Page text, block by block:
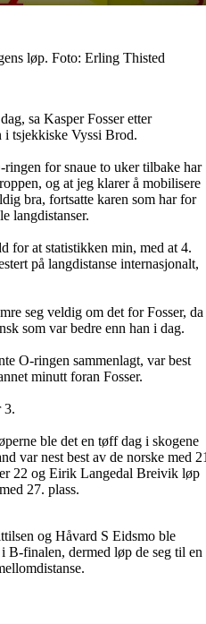
løp. Foto: Erling Thisted
sa Kasper Fosser etter
i tsjekkiske Vyssi Brod.
for snaue to uker tilbake har
og at jeg klarer å mobilisere
bra, fortsatte karen som har for
langdistanser.
for at statistikken min, med at 4.
på langdistanse internasjonalt,
seg veldig om det for Fosser, da
som var bedre enn han i dag.
O-ringen sammenlagt, var best
minutt foran Fosser.
3.
ble det en tøff dag i skogene
var nest best av de norske med
22 og Eirik Langedal Breivik løp
27. plass.
og Håvard S Eidsmo ble
B-finalen, dermed løp de seg til en